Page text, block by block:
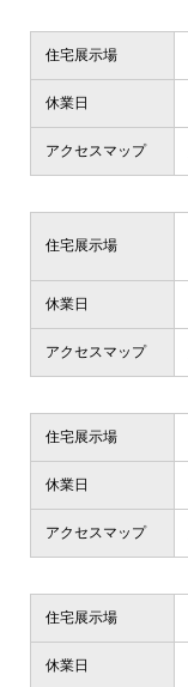
住宅展示場
休業日
アクセスマップ
住宅展示場
休業日
アクセスマップ
住宅展示場
休業日
アクセスマップ
住宅展示場
休業日